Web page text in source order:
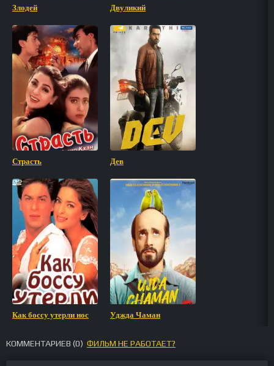
Злодей Двуликий
Страсть Дев
Как боссу утерли нос Уджда Чаман
КОММЕНТАРИЕВ (0) ФИЛЬМ НЕ РАБОТАЕТ?